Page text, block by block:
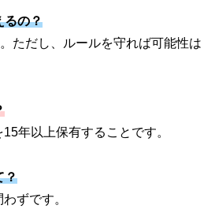
るの？
ただし、ルールを守れば可能性は
年以上保有することです。
？
ずです。